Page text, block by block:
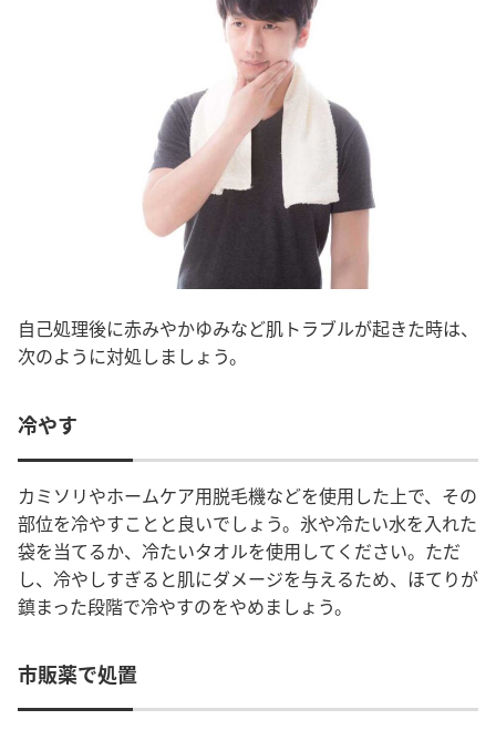
自己処理後に赤みやかゆみなど肌トラブルが起きた時は、
次のように対処しましょう。
冷やす
カミソリやホームケア用脱毛機などを使用した上で、その
部位を冷やすことと良いでしょう。氷や冷たい水を入れた
袋を当てるか、冷たいタオルを使用してください。ただ
し、冷やしすぎると肌にダメージを与えるため、ほてりが
鎮まった段階で冷やすのをやめましょう。
市販薬で処置